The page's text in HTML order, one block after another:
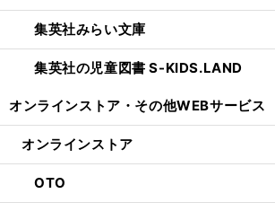
集英社みらい文庫
集英社の児童図書 S-KIDS.LAND
オンラインストア・ その他WEBサービス
オンラインストア
OTO